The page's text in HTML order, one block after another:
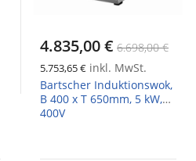
4.835,00 € 6.698,00 €
5.753,65 € inkl. MwSt.
Bartscher Induktionswok,
B 400 x T 650mm, 5 kW,
400V